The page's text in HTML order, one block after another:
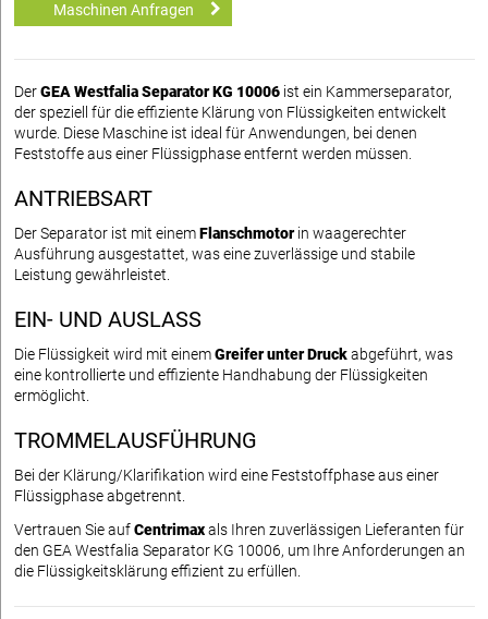
Maschinen Anfragen
DerGEA Westfalia Separator KG 10006 ist ein Kammerseparator,
der speziell für die effiziente Klärung von Flüssigkeiten entwickelt
wurde. Diese Maschine ist ideal für Anwendungen, bei denen
Feststoffe aus einer Flüssigphase entfernt werden müssen.
ANTRIEBSART
Der Separator ist mit einemFlanschmotorin waagerechter
Ausführung ausgestattet, was eine zuverlässige und stabile
Leistung gewährleistet.
EIN- UND AUSLASS
Die Flüssigkeit wird mit einemGreifer unter Druckabgeführt, was
eine kontrollierte und effiziente Handhabung der Flüssigkeiten
ermöglicht.
TROMMELAUSFÜHRUNG
Bei der Klärung/Klarifikation wird eine Feststoffphase aus einer
Flüssigphase abgetrennt.
Vertrauen Sie aufCentrimaxals Ihren zuverlässigen Lieferanten für
den GEA Westfalia Separator KG 10006, um Ihre Anforderungen an
die Flüssigkeitsklärung effizient zu erfüllen.